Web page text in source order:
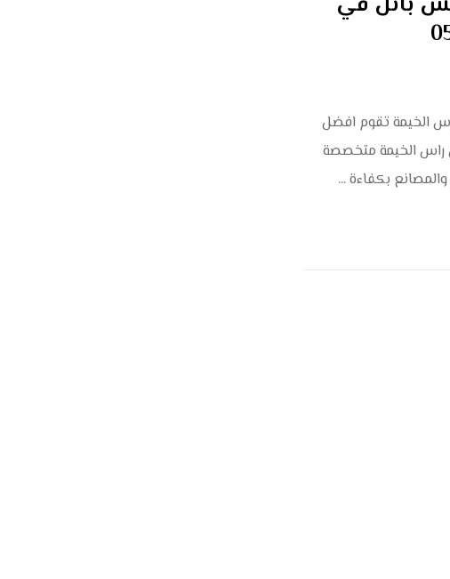
الخيمة تقوم افضل
الخيمة متخصصة
بكفاءة ...